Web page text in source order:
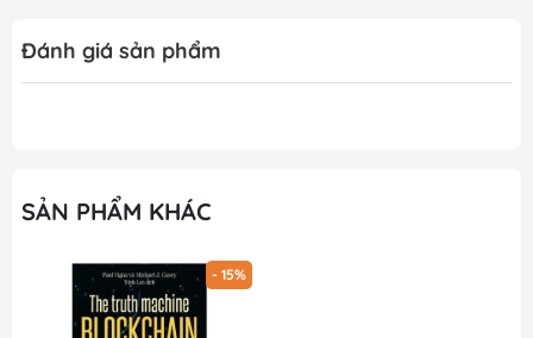
Đánh giá sản phẩm
SẢN PHẨM KHÁC
- 15%